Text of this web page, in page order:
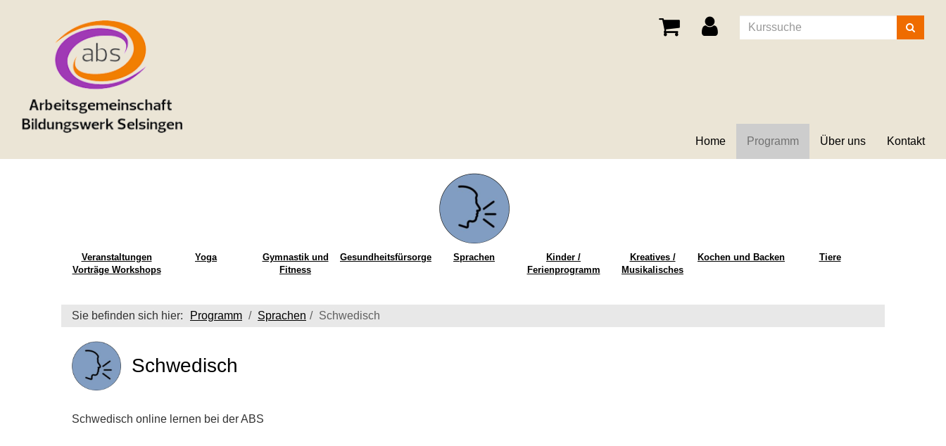
Kurse
suchen
Home Programm Über uns Kontakt
Veranstaltungen
Vorträge Workshops
Yoga
Gymnastik und
Fitness
Gesundheitsfürsorge Sprachen
Kinder /
Ferienprogramm
Kreatives /
Musikalisches
Kochen und Backen Tiere
Sie befinden sich hier: Programm Sprachen Schwedisch
Schwedisch
Schwedisch online lernen bei der ABS